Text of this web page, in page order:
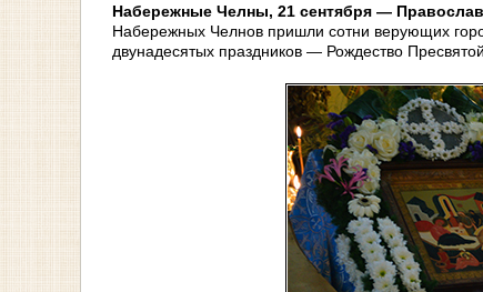
Набережные Челны, 21 сентября —
Набережных Челнов пришли сотни верующих
двунадесятых праздников — Рождество